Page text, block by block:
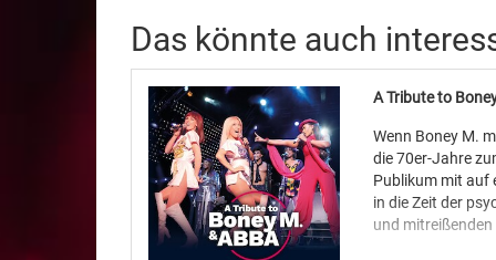
Das könnte auch
A Tribute to
Wenn Boney M.
die 70er-Jahre
Publikum mit auf
in die Zeit der
und mitreißenden